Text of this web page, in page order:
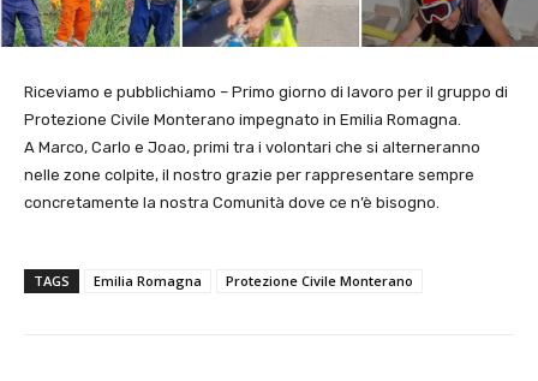
Riceviamo e pubblichiamo – Primo giorno di lavoro per il gruppo di
Protezione Civile Monterano impegnato in Emilia Romagna.
A Marco, Carlo e Joao, primi tra i volontari che si alterneranno
nelle zone colpite, il nostro grazie per rappresentare sempre
concretamente la nostra Comunità dove ce n’è bisogno.
TAGS Emilia Romagna Protezione Civile Monterano